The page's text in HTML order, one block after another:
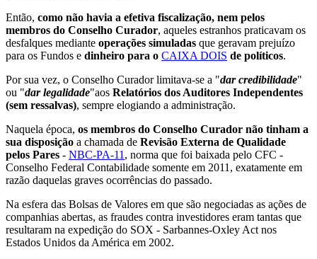
Então, como não havia a efetiva fiscalização, nem pelos
membros do Conselho Curador, aqueles estranhos praticavam os
desfalques mediante operações simuladas que geravam prejuízo
para os Fundos e dinheiro para o CAIXA DOIS de políticos.
Por sua vez, o Conselho Curador limitava-se a "dar credibilidade"
ou "dar legalidade"aos Relatórios dos Auditores Independentes
(sem ressalvas), sempre elogiando a administração.
Naquela época, os membros do Conselho Curador não tinham a
sua disposição a chamada de Revisão Externa de Qualidade
pelos Pares - NBC-PA-11 , norma que foi baixada pelo CFC -
Conselho Federal Contabilidade somente em 2011, exatamente em
razão daquelas graves ocorrências do passado.
Na esfera das Bolsas de Valores em que são negociadas as ações de
companhias abertas, as fraudes contra investidores eram tantas que
resultaram na expedição do SOX - Sarbannes-Oxley Act nos
Estados Unidos da América em 2002.